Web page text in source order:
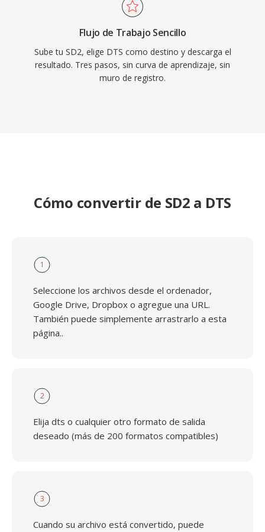
Flujo de Trabajo Sencillo
Sube tu SD2, elige DTS como destino y descarga el
resultado. Tres pasos, sin curva de aprendizaje, sin
muro de registro.
Cómo convertir de SD2 a DTS
1
Seleccione los archivos desde el ordenador,
Google Drive, Dropbox o agregue una URL.
También puede simplemente arrastrarlo a esta
página..
2
Elija dts o cualquier otro formato de salida
deseado (más de 200 formatos compatibles)
3
Cuando su archivo está convertido, puede